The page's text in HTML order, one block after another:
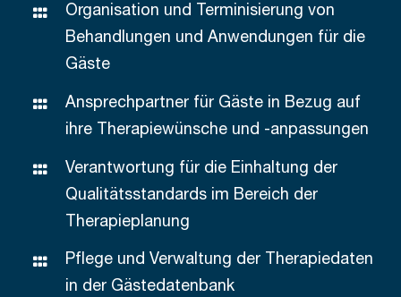
Organisation und Terminisierung von
Behandlungen und Anwendungen für die
Gäste
Ansprechpartner für Gäste in Bezug auf
ihre Therapiewünsche und -anpassungen
Verantwortung für die Einhaltung der
Qualitätsstandards im Bereich der
Therapieplanung
Pflege und Verwaltung der Therapiedaten
in der Gästedatenbank